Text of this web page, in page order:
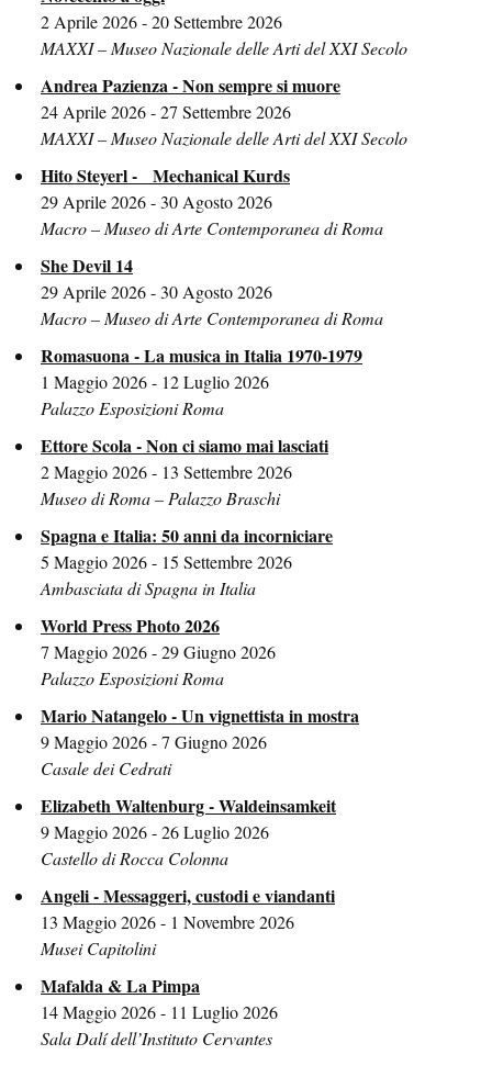
2 Aprile 2026 - 20 Settembre 2026
MAXXI – Museo Nazionale delle Arti del XXI Secolo
Andrea Pazienza - Non sempre si muore
24 Aprile 2026 - 27 Settembre 2026
MAXXI – Museo Nazionale delle Arti del XXI Secolo
Hito Steyerl - Mechanical Kurds
29 Aprile 2026 - 30 Agosto 2026
Macro – Museo di Arte Contemporanea di Roma
She Devil 14
29 Aprile 2026 - 30 Agosto 2026
Macro – Museo di Arte Contemporanea di Roma
Romasuona - La musica in Italia 1970-1979
1 Maggio 2026 - 12 Luglio 2026
Palazzo Esposizioni Roma
Ettore Scola - Non ci siamo mai lasciati
2 Maggio 2026 - 13 Settembre 2026
Museo di Roma – Palazzo Braschi
Spagna e Italia: 50 anni da incorniciare
5 Maggio 2026 - 15 Settembre 2026
Ambasciata di Spagna in Italia
World Press Photo 2026
7 Maggio 2026 - 29 Giugno 2026
Palazzo Esposizioni Roma
Mario Natangelo - Un vignettista in mostra
9 Maggio 2026 - 7 Giugno 2026
Casale dei Cedrati
Elizabeth Waltenburg - Waldeinsamkeit
9 Maggio 2026 - 26 Luglio 2026
Castello di Rocca Colonna
Angeli - Messaggeri, custodi e viandanti
13 Maggio 2026 - 1 Novembre 2026
Musei Capitolini
Mafalda & La Pimpa
14 Maggio 2026 - 11 Luglio 2026
Sala Dalí dell’Instituto Cervantes